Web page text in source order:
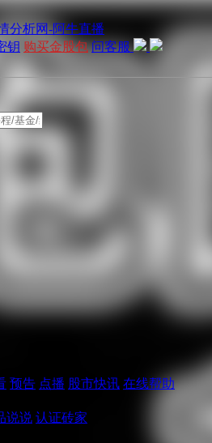
钥 购买金股包 问客服
预告 点播 股市快讯 在线帮助
说说 认证砖家